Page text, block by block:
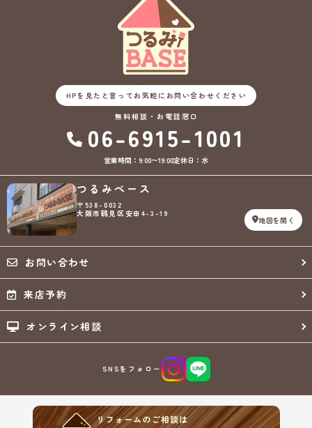
HPを見たと言ってお気軽にお問い合わせください
無料相談・お電話窓口
06-6915-1001
営業時間：9:00〜19:00定休日：水
つるみベース
〒538-0032
大阪市鶴見区安田4-3-19
地図を開く
お問い合わせ
来店予約
オンライン相談
SNSをフォロー